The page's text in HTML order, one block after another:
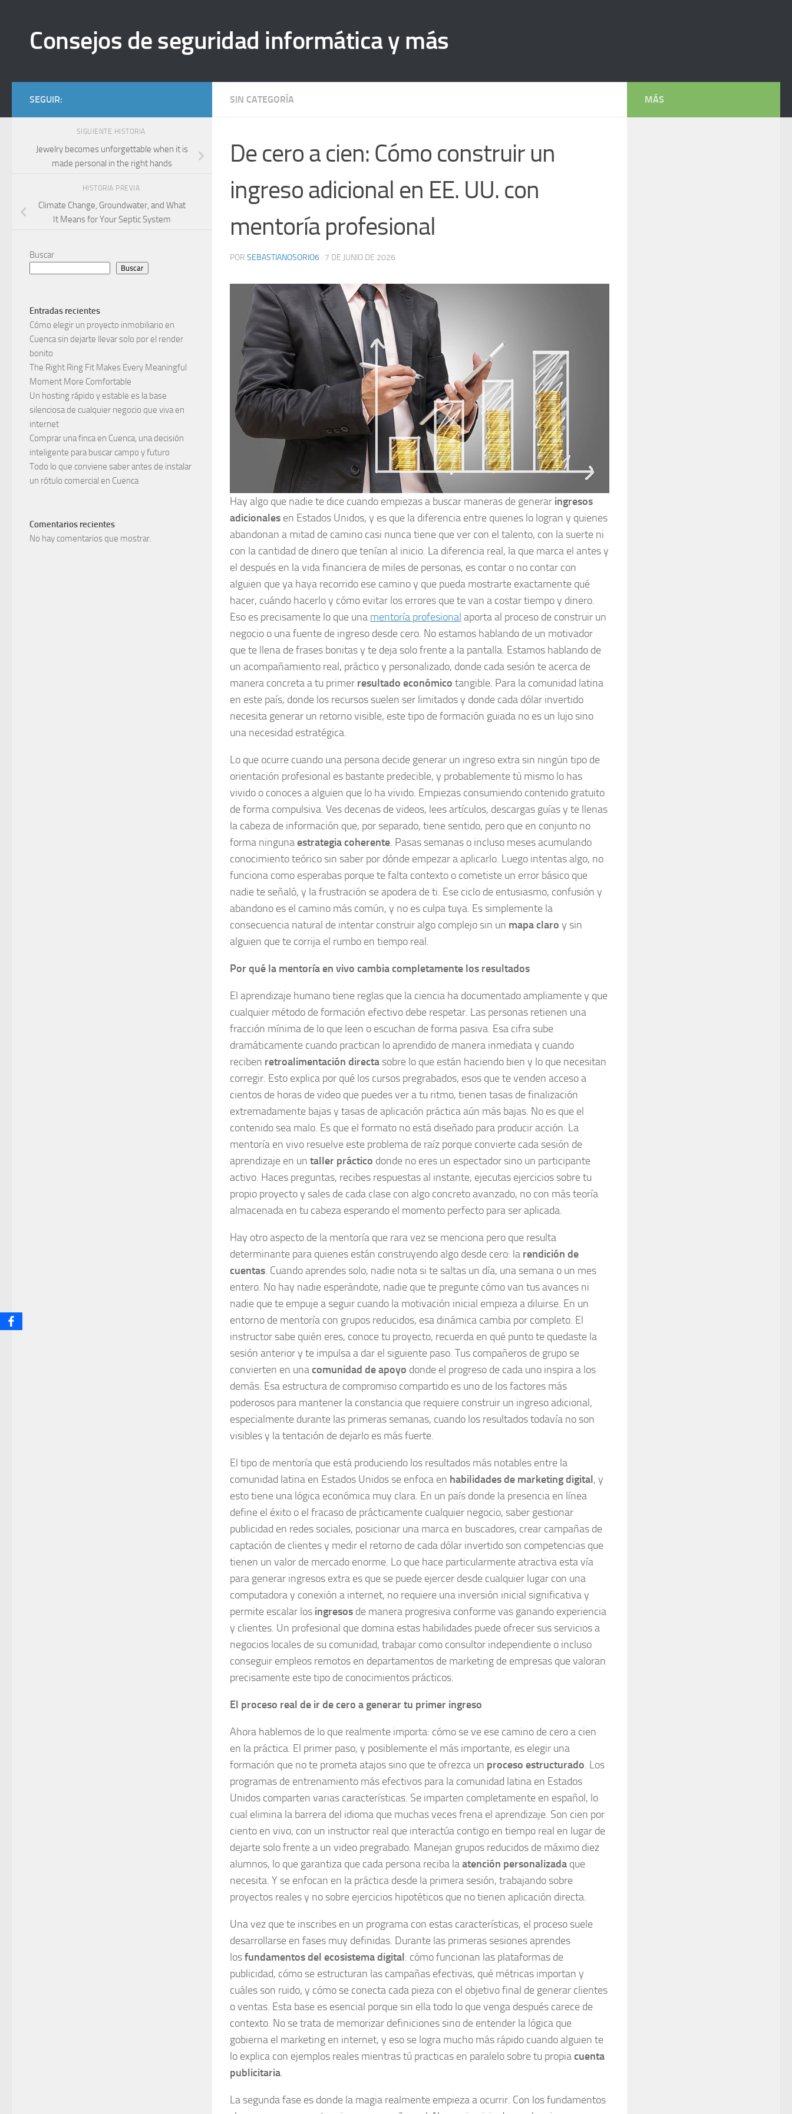
Consejos de seguridad informática y más
SIN CATEGORÍA
De cero a cien: Cómo construir un
ingreso adicional en EE. UU. con
mentoría profesional
POR SEBASTIANOSORIO6 · 7 DE JUNIO DE 2026
Hay algo que nadie te dice cuando empiezas a buscar maneras de generar ingresos
adicionales en Estados Unidos, y es que la diferencia entre quienes lo logran y quienes
abandonan a mitad de camino casi nunca tiene que ver con el talento, con la suerte ni
con la cantidad de dinero que tenían al inicio. La diferencia real, la que marca el antes y
el después en la vida financiera de miles de personas, es contar o no contar con
alguien que ya haya recorrido ese camino y que pueda mostrarte exactamente qué
hacer, cuándo hacerlo y cómo evitar los errores que te van a costar tiempo y dinero.
Eso es precisamente lo que una mentoría profesional aporta al proceso de construir un
negocio o una fuente de ingreso desde cero. No estamos hablando de un motivador
que te llena de frases bonitas y te deja solo frente a la pantalla. Estamos hablando de
un acompañamiento real, práctico y personalizado, donde cada sesión te acerca de
manera concreta a tu primer resultado económico tangible. Para la comunidad latina
en este país, donde los recursos suelen ser limitados y donde cada dólar invertido
necesita generar un retorno visible, este tipo de formación guiada no es un lujo sino
una necesidad estratégica.
Lo que ocurre cuando una persona decide generar un ingreso extra sin ningún tipo de
orientación profesional es bastante predecible, y probablemente tú mismo lo has
vivido o conoces a alguien que lo ha vivido. Empiezas consumiendo contenido gratuito
de forma compulsiva. Ves decenas de videos, lees artículos, descargas guías y te llenas
la cabeza de información que, por separado, tiene sentido, pero que en conjunto no
forma ningunaestrategia coherente. Pasas semanas o incluso meses acumulando
conocimiento teórico sin saber por dónde empezar a aplicarlo. Luego intentas algo, no
funciona como esperabas porque te falta contexto o cometiste un error básico que
nadie te señaló, y la frustración se apodera de ti. Ese ciclo de entusiasmo, confusión y
abandono es el camino más común, y no es culpa tuya. Es simplemente la
consecuencia natural de intentar construir algo complejo sin un mapa claro y sin
alguien que te corrija el rumbo en tiempo real.
Por qué la mentoría en vivo cambia completamente los resultados
El aprendizaje humano tiene reglas que la ciencia ha documentado ampliamente y que
cualquier método de formación efectivo debe respetar. Las personas retienen una
fracción mínima de lo que leen o escuchan de forma pasiva. Esa cifra sube
dramáticamente cuando practican lo aprendido de manera inmediata y cuando
reciben retroalimentación directa sobre lo que están haciendo bien y lo que necesitan
corregir. Esto explica por qué los cursos pregrabados, esos que te venden acceso a
cientos de horas de video que puedes ver a tu ritmo, tienen tasas de finalización
extremadamente bajas y tasas de aplicación práctica aún más bajas. No es que el
contenido sea malo. Es que el formato no está diseñado para producir acción. La
mentoría en vivo resuelve este problema de raíz porque convierte cada sesión de
aprendizaje en un taller práctico donde no eres un espectador sino un participante
activo. Haces preguntas, recibes respuestas al instante, ejecutas ejercicios sobre tu
propio proyecto y sales de cada clase con algo concreto avanzado, no con más teoría
almacenada en tu cabeza esperando el momento perfecto para ser aplicada.
Hay otro aspecto de la mentoría que rara vez se menciona pero que resulta
determinante para quienes están construyendo algo desde cero: la rendición de
cuentas. Cuando aprendes solo, nadie nota si te saltas un día, una semana o un mes
entero. No hay nadie esperándote, nadie que te pregunte cómo van tus avances ni
nadie que te empuje a seguir cuando la motivación inicial empieza a diluirse. En un
entorno de mentoría con grupos reducidos, esa dinámica cambia por completo. El
instructor sabe quién eres, conoce tu proyecto, recuerda en qué punto te quedaste la
sesión anterior y te impulsa a dar el siguiente paso. Tus compañeros de grupo se
convierten en unacomunidad de apoyo donde el progreso de cada uno inspira a los
demás. Esa estructura de compromiso compartido es uno de los factores más
poderosos para mantener la constancia que requiere construir un ingreso adicional,
especialmente durante las primeras semanas, cuando los resultados todavía no son
visibles y la tentación de dejarlo es más fuerte.
El tipo de mentoría que está produciendo los resultados más notables entre la
comunidad latina en Estados Unidos se enfoca en habilidades de marketing digital, y
esto tiene una lógica económica muy clara. En un país donde la presencia en línea
define el éxito o el fracaso de prácticamente cualquier negocio, saber gestionar
publicidad en redes sociales, posicionar una marca en buscadores, crear campañas de
captación de clientes y medir el retorno de cada dólar invertido son competencias que
tienen un valor de mercado enorme. Lo que hace particularmente atractiva esta vía
para generar ingresos extra es que se puede ejercer desde cualquier lugar con una
computadora y conexión a internet, no requiere una inversión inicial significativa y
permite escalar los ingresos de manera progresiva conforme vas ganando experiencia
y clientes. Un profesional que domina estas habilidades puede ofrecer sus servicios a
negocios locales de su comunidad, trabajar como consultor independiente o incluso
conseguir empleos remotos en departamentos de marketing de empresas que valoran
precisamente este tipo de conocimientos prácticos.
El proceso real de ir de cero a generar tu primer ingreso
Ahora hablemos de lo que realmente importa: cómo se ve ese camino de cero a cien
en la práctica. El primer paso, y posiblemente el más importante, es elegir una
formación que no te prometa atajos sino que te ofrezca un proceso estructurado. Los
programas de entrenamiento más efectivos para la comunidad latina en Estados
Unidos comparten varias características. Se imparten completamente en español, lo
cual elimina la barrera del idioma que muchas veces frena el aprendizaje. Son cien por
ciento en vivo, con un instructor real que interactúa contigo en tiempo real en lugar de
dejarte solo frente a un video pregrabado. Manejan grupos reducidos de máximo diez
alumnos, lo que garantiza que cada persona reciba laatención personalizada que
necesita. Y se enfocan en la práctica desde la primera sesión, trabajando sobre
proyectos reales y no sobre ejercicios hipotéticos que no tienen aplicación directa.
Una vez que te inscribes en un programa con estas características, el proceso suele
desarrollarse en fases muy definidas. Durante las primeras sesiones aprendes
losfundamentos del ecosistema digital: cómo funcionan las plataformas de
publicidad, cómo se estructuran las campañas efectivas, qué métricas importan y
cuáles son ruido, y cómo se conecta cada pieza con el objetivo final de generar clientes
o ventas. Esta base es esencial porque sin ella todo lo que venga después carece de
contexto. No se trata de memorizar definiciones sino de entender la lógica que
gobierna el marketing en internet, y eso se logra mucho más rápido cuando alguien te
lo explica con ejemplos reales mientras tú practicas en paralelo sobre tu propiacuenta
publicitaria.
La segunda fase es donde la magia realmente empieza a ocurrir. Con los fundamentos
SEGUIR:
SIGUIENTE HISTORIA
Jewelry becomes unforgettable when it is
made personal in the right hands
HISTORIA PREVIA
Climate Change, Groundwater, and What
It Means for Your Septic System
Buscar
Buscar
Entradas recientes
Cómo elegir un proyecto inmobiliario en
Cuenca sin dejarte llevar solo por el render
bonito
The Right Ring Fit Makes Every Meaningful
Moment More Comfortable
Un hosting rápido y estable es la base
silenciosa de cualquier negocio que viva en
internet
Comprar una finca en Cuenca, una decisión
inteligente para buscar campo y futuro
Todo lo que conviene saber antes de instalar
un rótulo comercial en Cuenca
Comentarios recientes
No hay comentarios que mostrar.
MÁS